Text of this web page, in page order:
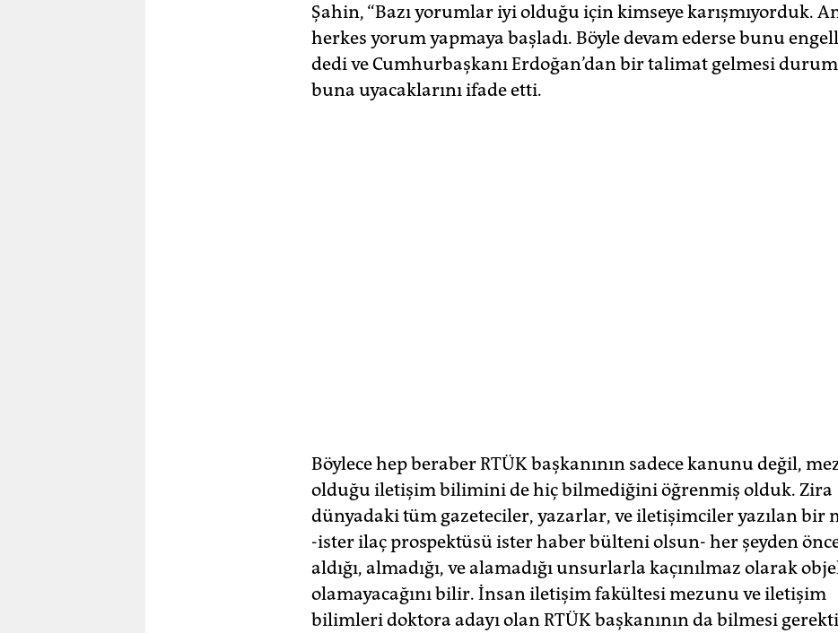
Şahin, “Bazı yorumlar iyi olduğu için kimseye karışmıyorduk.
herkes yorum yapmaya başladı. Böyle devam ederse bunu
dedi ve Cumhurbaşkanı Erdoğan’dan bir talimat gelmesi
buna uyacaklarını ifade etti.
Böylece hep beraber RTÜK başkanının sadece kanunu değil,
olduğu iletişim bilimini de hiç bilmediğini öğrenmiş olduk. Zira
dünyadaki tüm gazeteciler, yazarlar, ve iletişimciler yazılan bir
-ister ilaç prospektüsü ister haber bülteni olsun- her şeyden
aldığı, almadığı, ve alamadığı unsurlarla kaçınılmaz olarak
olamayacağını bilir. İnsan iletişim fakültesi mezunu ve iletişim
bilimleri doktora adayı olan RTÜK başkanının da bilmesi